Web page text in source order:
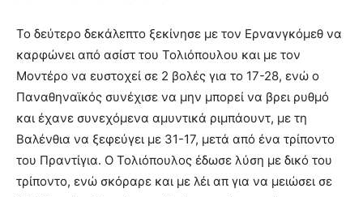
Το δεύτερο δεκάλεπτο ξεκίνησε με τον Ερνανγκόμεθ να
καρφώνει από ασίστ του Τολιόπουλου και με τον
Μοντέρο να ευστοχεί σε 2 βολές για το 17-28, ενώ ο
Παναθηναϊκός συνέχισε να μην μπορεί να βρει ρυθμό
και έχανε συνεχόμενα αμυντικά ριμπάουντ, με τη
Βαλένθια να ξεφεύγει με 31-17, μετά από ένα τρίποντο
του Πραντίγια. Ο Τολιόπουλος έδωσε λύση με δικό του
τρίποντο, ενώ σκόραρε και με λέι απ για να μειώσει σε